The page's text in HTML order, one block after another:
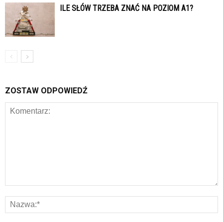
ILE SŁÓW TRZEBA ZNAĆ NA POZIOM A1?
ZOSTAW ODPOWIEDŹ